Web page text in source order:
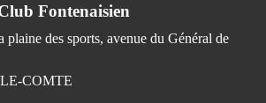
Fontenaisien
plaine des sports, avenue du Général de
COMTE